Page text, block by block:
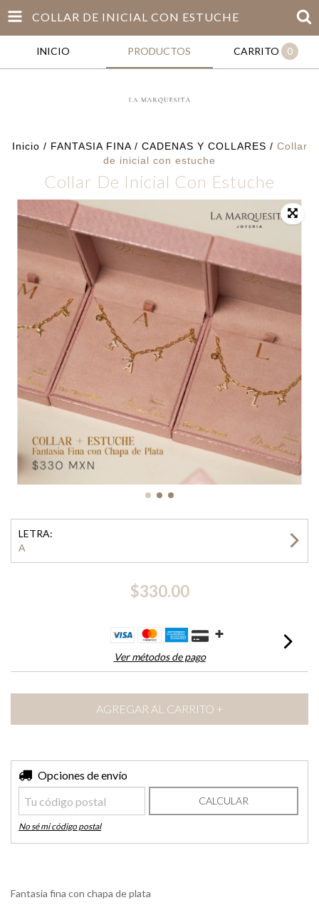
COLLAR DE INICIAL CON ESTUCHE
INICIO PRODUCTOS CARRITO 0
Inicio / FANTASIA FINA / CADENAS Y COLLARES / Collar
de inicial con estuche
Collar De Inicial Con Estuche
LETRA:
A
$330.00
Ver métodos de pago
Entregas para el CP:
Opciones de envío
CALCULAR
No sé mi código postal
Fantasia fina con chapa de plata